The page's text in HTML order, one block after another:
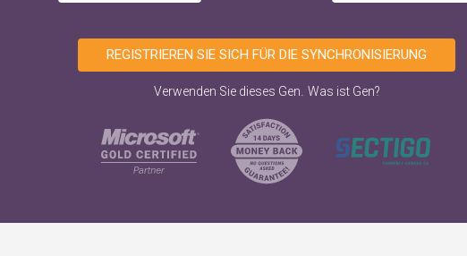
REGISTRIEREN SIE SICH FÜR DIE SYNCHRONISIERUNG
Verwenden Sie dieses Gen. Was ist Gen?